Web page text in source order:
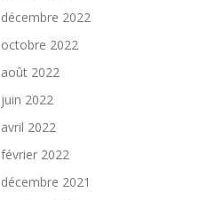
décembre 2022
octobre 2022
août 2022
juin 2022
avril 2022
février 2022
décembre 2021